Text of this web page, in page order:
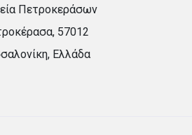
Πετροκεράσων
57012
Ελλάδα